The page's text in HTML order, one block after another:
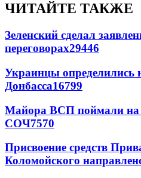
ЧИТАЙТЕ ТАКЖЕ
Зеленский сделал
переговорах29446
Украинцы определились
Донбасса16799
Майора ВСП поймали
СОЧ7570
Присвоение средств
Коломойского